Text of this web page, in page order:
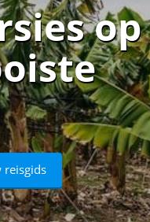
op
reisgids